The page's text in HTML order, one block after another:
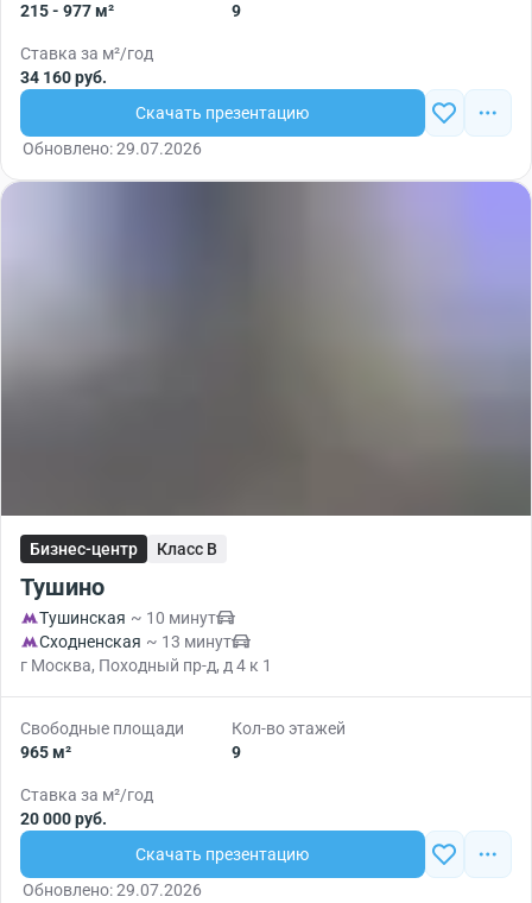
215 - 977 м²
9
Ставка за м²/год
34 160 руб.
Скачать презентацию
Обновлено: 29.07.2026
Бизнес-центр Класс B
Тушино
Тушинская ~ 10 минут
Сходненская ~ 13 минут
г Москва, Походный пр-д, д 4 к 1
Свободные площади
965 м²
Кол-во этажей
9
Ставка за м²/год
20 000 руб.
Скачать презентацию
Обновлено: 29.07.2026